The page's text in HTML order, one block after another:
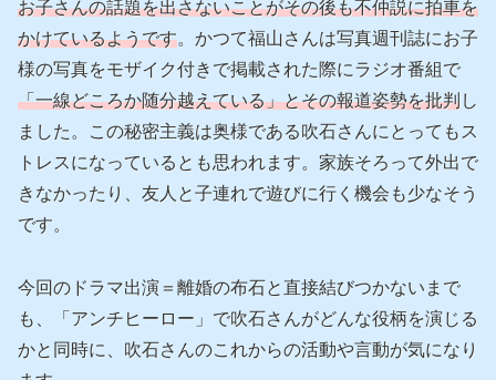
お子さんの話題を出さないことがその後も不仲説に拍車を
かけているようです。かつて福山さんは写真週刊誌にお子
様の写真をモザイク付きで掲載された際にラジオ番組で
「一線どころか随分越えている」とその報道姿勢を批判 し
ました。この秘密主義は奥様である吹石さんにとってもス
トレスになっているとも思われます。家族そろって外出で
きなかったり、友人と子連れで遊びに行く機会も少なそう
です。
今回のドラマ出演＝離婚の布石と直接結びつかないまで
も、「アンチヒーロー」で吹石さんがどんな役柄を演じる
かと同時に、吹石さんのこれからの活動や言動が気になり